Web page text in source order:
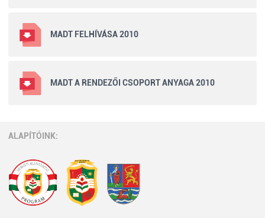
MADT FELHÍVÁSA 2010
MADT A RENDEZŐI CSOPORT ANYAGA 2010
ALAPÍTÓINK: